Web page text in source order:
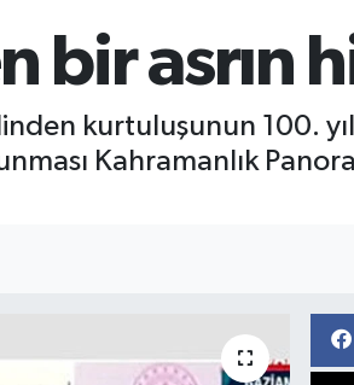
bir asrın
kurtuluşunun 100.
Kahramanlık